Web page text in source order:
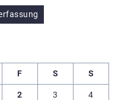
F S S
2 3 4